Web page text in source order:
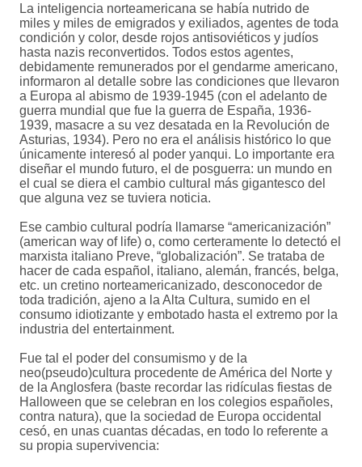
La inteligencia norteamericana se había nutrido de
miles y miles de emigrados y exiliados, agentes de toda
condición y color, desde rojos antisoviéticos y judíos
hasta nazis reconvertidos. Todos estos agentes,
debidamente remunerados por el gendarme americano,
informaron al detalle sobre las condiciones que llevaron
a Europa al abismo de 1939-1945 (con el adelanto de
guerra mundial que fue la guerra de España, 1936-
1939, masacre a su vez desatada en la Revolución de
Asturias, 1934). Pero no era el análisis histórico lo que
únicamente interesó al poder yanqui. Lo importante era
diseñar el mundo futuro, el de posguerra: un mundo en
el cual se diera el cambio cultural más gigantesco del
que alguna vez se tuviera noticia.
Ese cambio cultural podría llamarse “americanización”
(american way of life) o, como certeramente lo detectó el
marxista italiano Preve, “globalización”. Se trataba de
hacer de cada español, italiano, alemán, francés, belga,
etc. un cretino norteamericanizado, desconocedor de
toda tradición, ajeno a la Alta Cultura, sumido en el
consumo idiotizante y embotado hasta el extremo por la
industria del entertainment.
Fue tal el poder del consumismo y de la
neo(pseudo)cultura procedente de América del Norte y
de la Anglosfera (baste recordar las ridículas fiestas de
Halloween que se celebran en los colegios españoles,
contra natura), que la sociedad de Europa occidental
cesó, en unas cuantas décadas, en todo lo referente a
su propia supervivencia: